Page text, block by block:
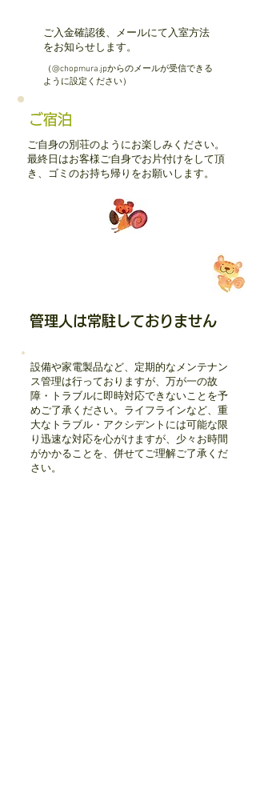
ご入金確認後、メールにて入室方法
をお知らせします。
（@chopmura.jpからのメールが受信できる
ように設定ください）
ご宿泊
ご自身の別荘のようにお楽しみください。
最終日はお客様ご自身でお片付けをして頂
き、ゴミのお持ち帰りをお願いします。
管理人は常駐しておりません
設備や家電製品など、定期的なメンテナン
ス管理は行っておりますが、万が一の故
障・トラブルに即時対応できないことを予
めご了承ください。ライフラインなど、重
大なトラブル・アクシデントには可能な限
り迅速な対応を心がけますが、少々お時間
がかかることを、併せてご理解ご了承くだ
さい。